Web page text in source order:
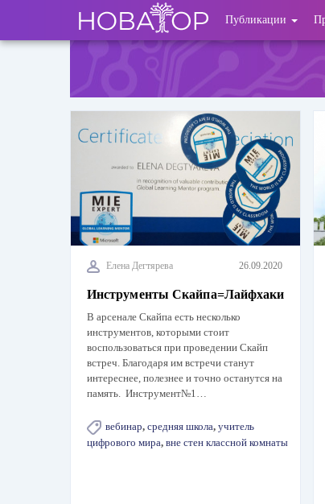
основному
User
account
Публикации
Елена Дегтярева 26.09.2020
Инструменты Скайпа=Лайфхаки
В арсенале Скайпа есть несколько
инструментов, которыми стоит
воспользоваться при проведении Скайп
встреч. Благодаря им встречи станут
интереснее, полезнее и точно останутся на
память. Инструмент№1…
вебинар, средняя школа, учитель
цифрового мира, вне стен классной комнаты